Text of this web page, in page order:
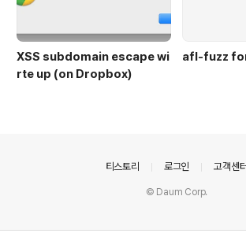
XSS subdomain escape wi
rte up (on Dropbox)
afl-fuzz
티스토리 로그인 고객센
© Daum Corp.